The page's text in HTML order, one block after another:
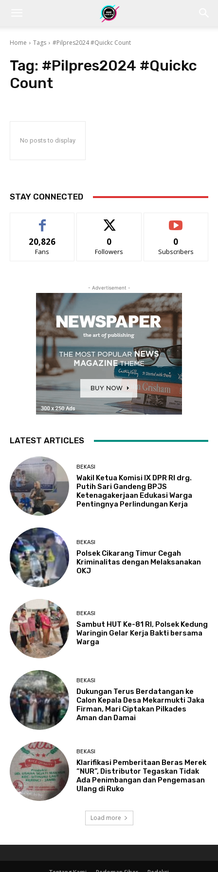
Home Tags #Pilpres2024 #Quickc Count
Tag: #Pilpres2024 #Quickc
Count
No posts to display
STAY CONNECTED
20,826
Fans
0
Followers
0
Subscribers
- Advertisement -
LATEST ARTICLES
BEKASI
Wakil Ketua Komisi IX DPR RI drg.
Putih Sari Gandeng BPJS
Ketenagakerjaan Edukasi Warga
Pentingnya Perlindungan Kerja
BEKASI
Polsek Cikarang Timur Cegah
Kriminalitas dengan Melaksanakan
OKJ
BEKASI
Sambut HUT Ke-81 RI, Polsek Kedung
Waringin Gelar Kerja Bakti bersama
Warga
BEKASI
Dukungan Terus Berdatangan ke
Calon Kepala Desa Mekarmukti Jaka
Firman, Mari Ciptakan Pilkades
Aman dan Damai
BEKASI
Klarifikasi Pemberitaan Beras Merek
“NUR”, Distributor Tegaskan Tidak
Ada Penimbangan dan Pengemasan
Ulang di Ruko
Load more